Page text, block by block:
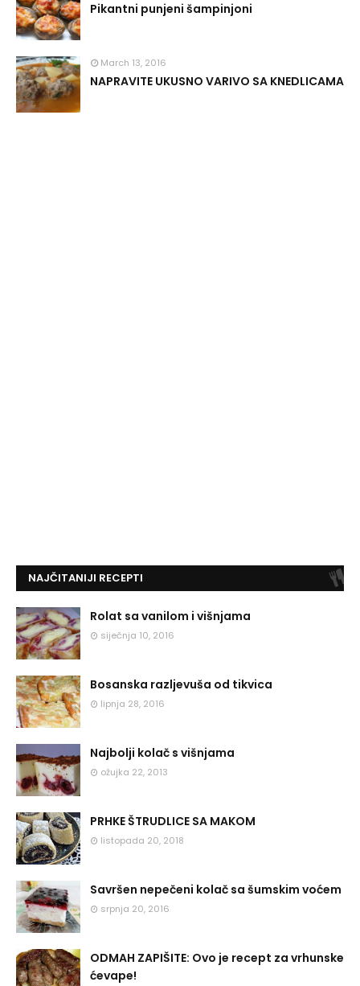
Pikantni punjeni šampinjoni
March 13, 2016
NAPRAVITE UKUSNO VARIVO SA KNEDLICAMA
NAJČITANIJI RECEPTI
Rolat sa vanilom i višnjama
siječnja 10, 2016
Bosanska razljevuša od tikvica
lipnja 28, 2016
Najbolji kolač s višnjama
ožujka 22, 2013
PRHKE ŠTRUDLICE SA MAKOM
listopada 20, 2018
Savršen nepečeni kolač sa šumskim voćem
srpnja 20, 2016
ODMAH ZAPIŠITE: Ovo je recept za vrhunske
ćevape!